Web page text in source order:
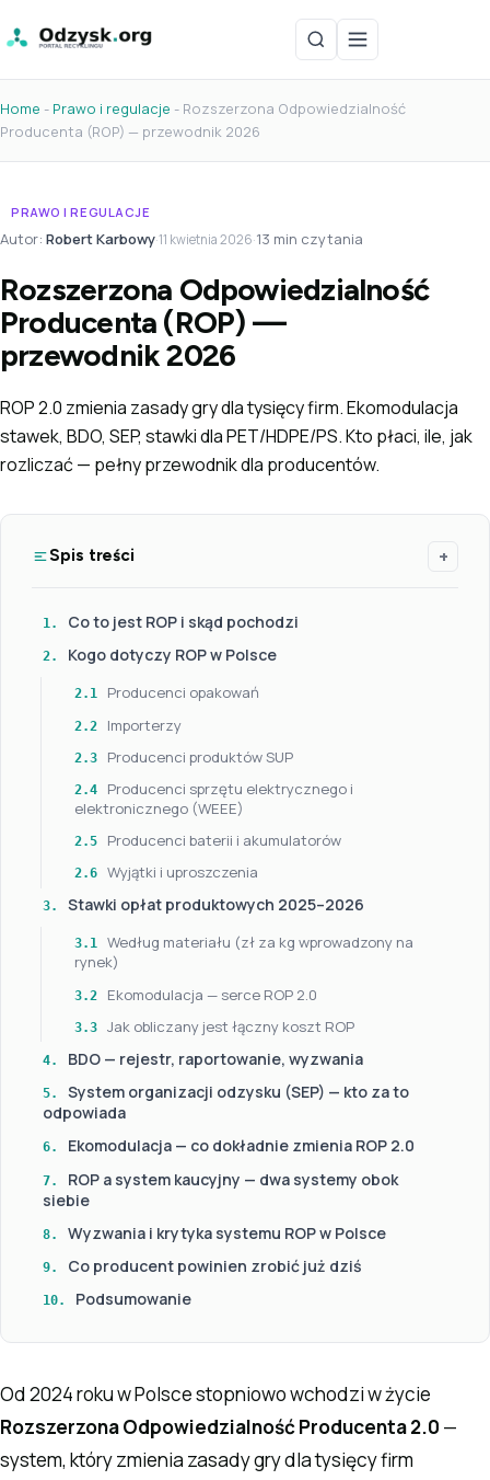
Home - Prawo i regulacje - Rozszerzona Odpowiedzialność
Producenta (ROP) — przewodnik 2026
PRAWO I REGULACJE
Autor: Robert Karbowy·11 kwietnia 2026·13 min czytania
Rozszerzona Odpowiedzialność
Producenta (ROP) —
przewodnik 2026
ROP 2.0 zmienia zasady gry dla tysięcy firm. Ekomodulacja
stawek, BDO, SEP, stawki dla PET/HDPE/PS. Kto płaci, ile, jak
rozliczać — pełny przewodnik dla producentów.
Spis treści +
1. Co to jest ROP i skąd pochodzi
2. Kogo dotyczy ROP w Polsce
2.1 Producenci opakowań
2.2 Importerzy
2.3 Producenci produktów SUP
2.4
Producenci sprzętu elektrycznego i
elektronicznego (WEEE)
2.5 Producenci baterii i akumulatorów
2.6 Wyjątki i uproszczenia
3. Stawki opłat produktowych 2025–2026
3.1
Według materiału (zł za kg wprowadzony na
rynek)
3.2 Ekomodulacja — serce ROP 2.0
3.3 Jak obliczany jest łączny koszt ROP
4. BDO — rejestr, raportowanie, wyzwania
5.
System organizacji odzysku (SEP) — kto za to
odpowiada
6. Ekomodulacja — co dokładnie zmienia ROP 2.0
7.
ROP a system kaucyjny — dwa systemy obok
siebie
8. Wyzwania i krytyka systemu ROP w Polsce
9. Co producent powinien zrobić już dziś
10. Podsumowanie
Od 2024 roku w Polsce stopniowo wchodzi w życie
Rozszerzona Odpowiedzialność Producenta 2.0 —
system, który zmienia zasady gry dla tysięcy firm